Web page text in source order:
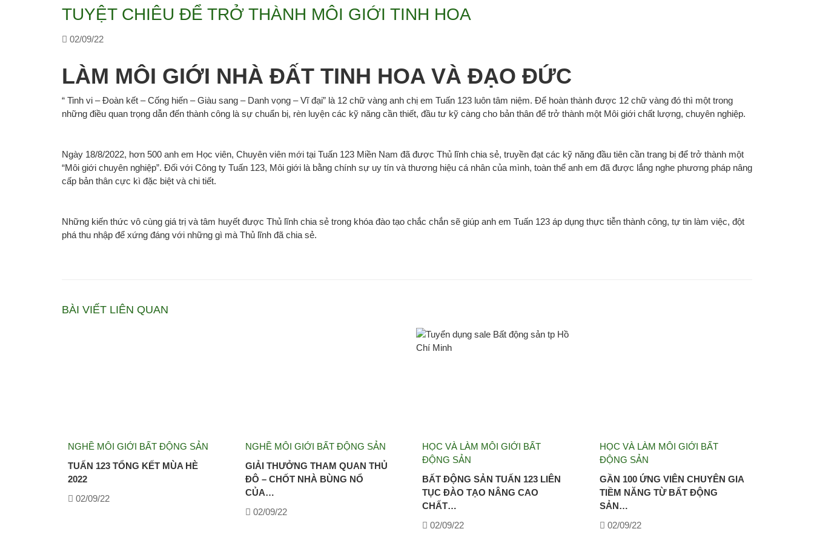
TUYỆT CHIÊU ĐỂ TRỞ THÀNH MÔI GIỚI TINH HOA
02/09/22
LÀM MÔI GIỚI NHÀ ĐẤT TINH HOA VÀ ĐẠO ĐỨC
“ Tinh vi – Đoàn kết – Cống hiến – Giàu sang – Danh vọng – Vĩ đại” là 12 chữ vàng anh chị em Tuấn 123 luôn tâm niệm. Để hoàn thành được 12 chữ vàng đó thì một trong
những điều quan trọng dẫn đến thành công là sự chuẩn bị, rèn luyện các kỹ năng cần thiết, đầu tư kỹ càng cho bản thân để trở thành một Môi giới chất lượng, chuyên nghiệp.
Ngày 18/8/2022, hơn 500 anh em Học viên, Chuyên viên mới tại Tuấn 123 Miền Nam đã được Thủ lĩnh chia sẻ, truyền đạt các kỹ năng đầu tiên cần trang bị để trở thành một
“Môi giới chuyên nghiệp”. Đối với Công ty Tuấn 123, Môi giới là bằng chính sự uy tín và thương hiệu cá nhân của mình, toàn thể anh em đã được lắng nghe phương pháp nâng
cấp bản thân cực kì đặc biệt và chi tiết.
Những kiến thức vô cùng giá trị và tâm huyết được Thủ lĩnh chia sẻ trong khóa đào tạo chắc chắn sẽ giúp anh em Tuấn 123 áp dụng thực tiễn thành công, tự tin làm việc, đột
phá thu nhập để xứng đáng với những gì mà Thủ lĩnh đã chia sẻ.
BÀI VIẾT LIÊN QUAN
NGHỀ MÔI GIỚI BẤT ĐỘNG SẢN
TUẤN 123 TỔNG KẾT MÙA HÈ
2022
02/09/22
NGHỀ MÔI GIỚI BẤT ĐỘNG SẢN
GIẢI THƯỞNG THAM QUAN THỦ
ĐÔ – CHỐT NHÀ BÙNG NỔ
CỦA…
02/09/22
HỌC VÀ LÀM MÔI GIỚI BẤT
ĐỘNG SẢN
BẤT ĐỘNG SẢN TUẤN 123 LIÊN
TỤC ĐÀO TẠO NÂNG CAO
CHẤT…
02/09/22
HỌC VÀ LÀM MÔI GIỚI BẤT
ĐỘNG SẢN
GẦN 100 ỨNG VIÊN CHUYÊN GIA
TIỀM NĂNG TỪ BẤT ĐỘNG
SẢN…
02/09/22